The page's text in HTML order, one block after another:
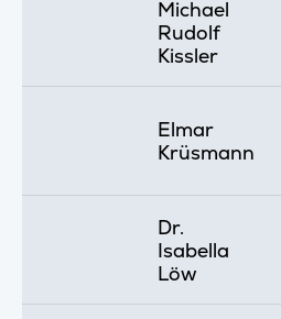
Michael
Rudolf
Kissler
Elmar
Krüsmann
Dr.
Isabella
Löw